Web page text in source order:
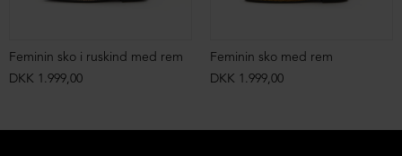
Feminin sko i ruskind med rem
DKK 1.999,00
Feminin sko med rem
DKK 1.999,00